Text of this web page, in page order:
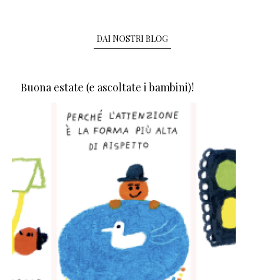
DAI NOSTRI BLOG
Buona estate (e ascoltate i bambini)!